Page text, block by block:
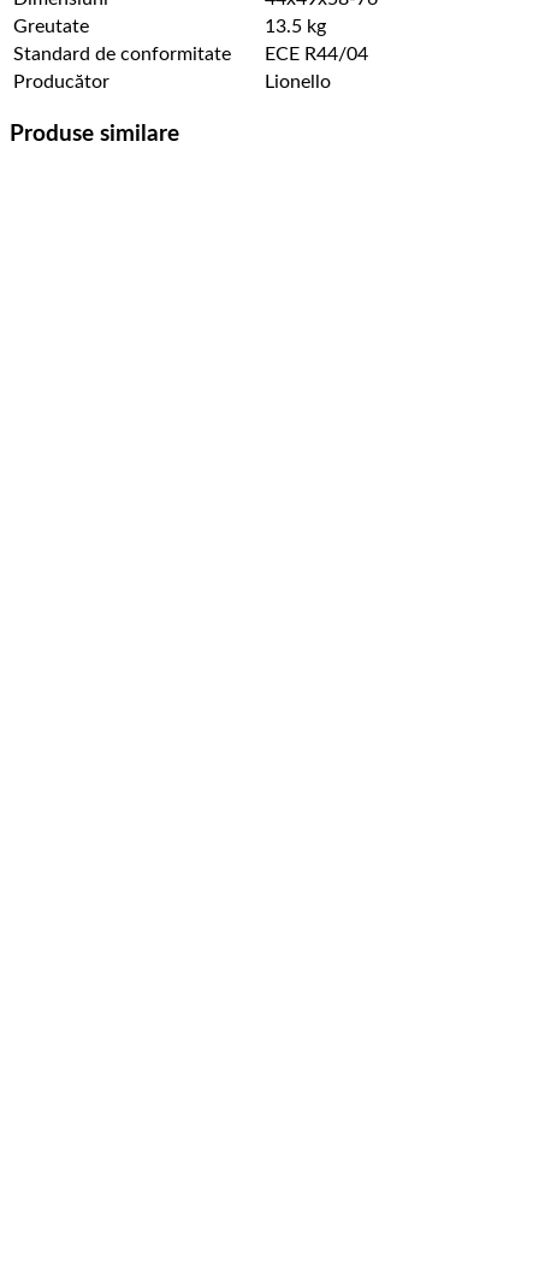
Greutate
13.5 kg
Standard de conformitate
ECE R44/04
Producător
Lionello
Produse similare